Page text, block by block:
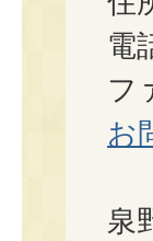
電
フ
お
泉